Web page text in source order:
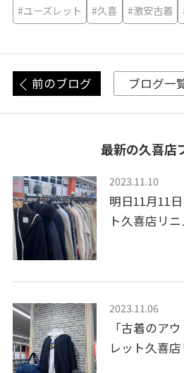
#ユーズレット #久喜 #激安古着
前のブログ ブログ一
最新の久喜店
2023.11.10
明日11月11
ト久喜店リ
2023.11.06
「古着のア
レット久喜